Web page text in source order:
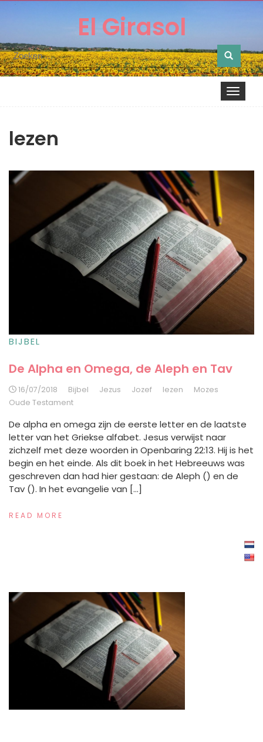
El Girasol
Zoeken
naar:
Toggle
lezen
BIJBEL
De Alpha en Omega, de Aleph en Tav
16/07/2018 Bijbel Jezus Jozef lezen
Mozes
Oude Testament
De alpha en omega zijn de eerste letter en de laatste
letter van het Griekse alfabet. Jesus verwijst naar
zichzelf met deze woorden in Openbaring 22:13. Hij is het
begin en het einde. Als dit boek in het Hebreeuws was
geschreven dan had hier gestaan: de Aleph () en de
Tav (). In het evangelie van […]
READ MORE